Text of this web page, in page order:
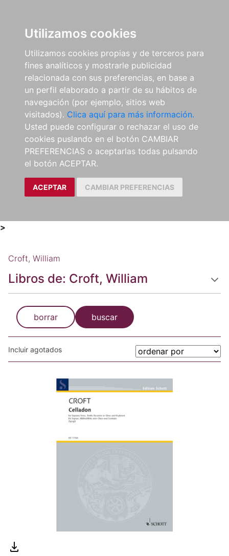
Utilizamos cookies
Utilizamos cookies propias y de terceros para
fines analíticos y mostrarle publicidad
relacionada con sus preferencias, en base a
un perfil elaborado a partir de su hábitos de
navegación (por ejemplo, sitios web
visitados). Clica aquí para más información.
Usted puede configurar o rechazar el uso de
cookies puslando en el botón CAMBIAR
PREFERENCIAS o aceptarlas todas pulsando
el botón ACEPTAR.
ACEPTAR CAMBIAR PREFERENCIAS
>
Croft, William
Libros de: Croft, William
borrar buscar
Incluir agotados